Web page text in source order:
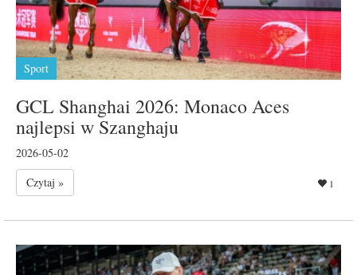
Sport
GCL Shanghai 2026: Monaco Aces
najlepsi w Szanghaju
2026-05-02
Czytaj »
1